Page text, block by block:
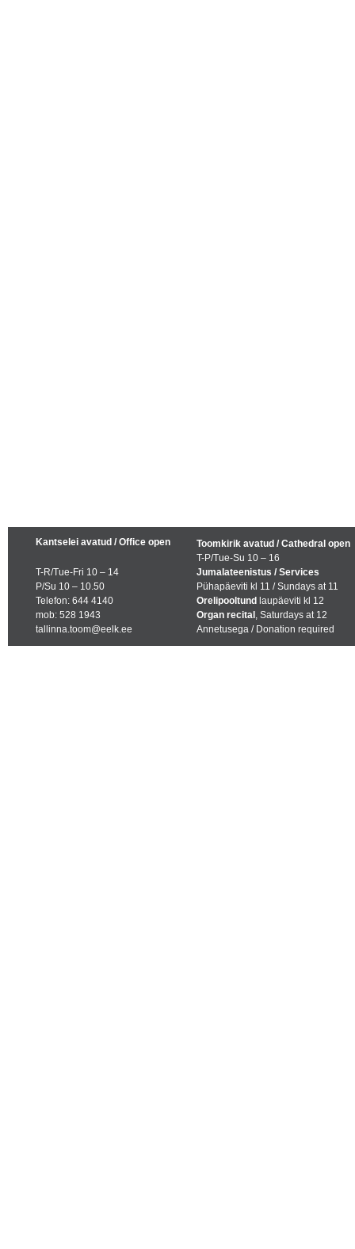
Kantselei avatud / Office open
T-R/Tue-Fri 10 – 14
P/Su 10 – 10.50
Telefon: 644 4140
mob: 528 1943
tallinna.toom@eelk.ee
Toomkirik avatud / Cathedral open
T-P/Tue-Su 10 – 16
Jumalateenistus / Services
Pühapäeviti kl 11 / Sundays at 11
Orelipooltund laupäeviti kl 12
Organ recital , Saturdays at 12
Annetusega / Donation required